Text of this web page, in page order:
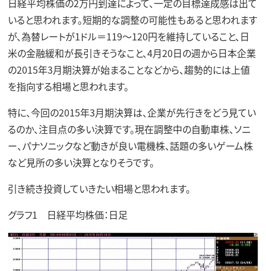
いると思われます。短期的な調整の可能性もあると思われます
が、為替レートが1ドル＝119～120円を維持していること、日
米の金融緩和が長引きそうなこと、4月20日の週から日本企業
の2015年3月期決算が始まることなどから、趨勢的には上値
を指向する相場と思われます。
特に、今回の2015年3月期決算は、企業が先行きをどう見てい
るのか、注目点の多い決算です。現在調整中の自動車株、ソニ
ー、パナソニックなど動きが良い電機株、話題の多いゲーム株
など見所の多い決算となりそうです。
引き続き投資していきたい相場と思われます。
グラフ1 日経平均株価：日足